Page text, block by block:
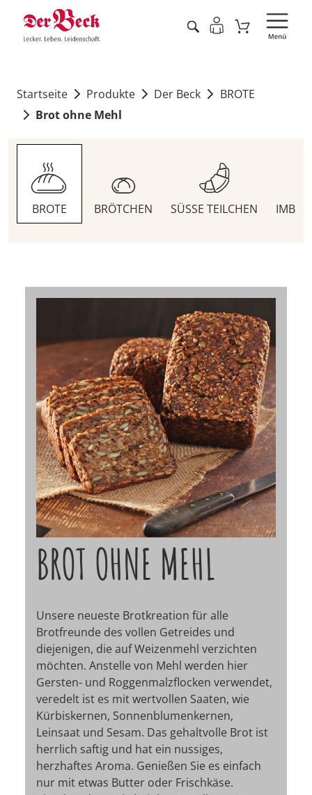
Startseite Produkte Der Beck
BROTE
Brot ohne Mehl
BROTE BRÖTCHEN SÜSSE TEILCHEN
BROT OHNE MEHL
Unsere neueste Brotkreation für alle
Brotfreunde des vollen Getreides und
diejenigen, die auf Weizenmehl verzichten
möchten. Anstelle von Mehl werden hier
Gersten- und Roggenmalzflocken verwendet,
veredelt ist es mit wertvollen Saaten, wie
Kürbiskernen, Sonnenblumenkernen,
Leinsaat und Sesam. Das gehaltvolle Brot ist
herrlich saftig und hat ein nussiges,
herzhaftes Aroma. Genießen Sie es einfach
nur mit etwas Butter oder Frischkäse.